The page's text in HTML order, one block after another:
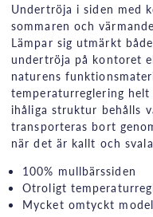
Undertröja i siden med
sommaren och
Lämpar sig utmärkt
undertröja på kontoret
naturens
temperaturreglering
ihåliga struktur behålls
transporteras bort
när det är kallt och
100% mullbärssiden
Otroligt
​Mycket omtyckt